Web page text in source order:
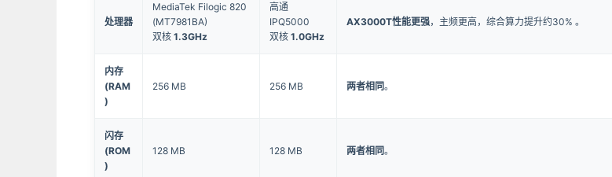
处理器
MediaTek Filogic 820
(MT7981BA)
双核 1.3GHz
高通
IPQ5000
双核 1.0GHz
AX3000T性能更强，主频更高，综合算力提升约30% 。
内存
(RAM
)
256 MB 256 MB 两者相同。
闪存
(ROM
)
128 MB 128 MB 两者相同。